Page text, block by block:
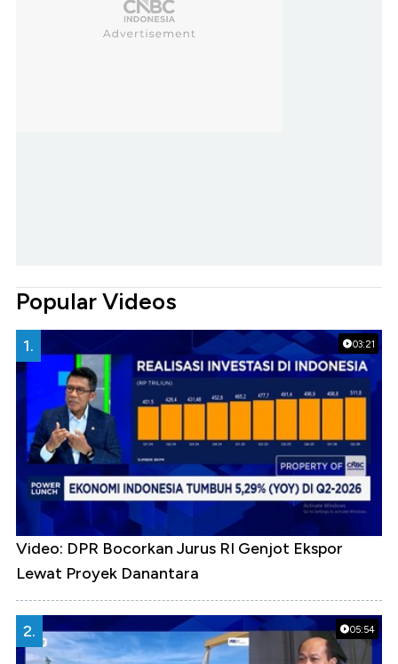
Popular Videos
03:21
1.
Video: DPR Bocorkan Jurus RI Genjot Ekspor
Lewat Proyek Danantara
05:54
2.